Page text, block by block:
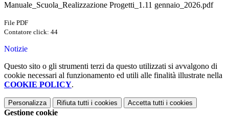
Manuale_Scuola_Realizzazione Progetti_1.11 gennaio_2026.pdf
File PDF
Contatore click: 44
Notizie
Questo sito o gli strumenti terzi da questo utilizzati si avvalgono di
cookie necessari al funzionamento ed utili alle finalità illustrate nella
COOKIE POLICY.
Personalizza Rifiuta tutti i cookies Accetta tutti i cookies
Gestione cookie